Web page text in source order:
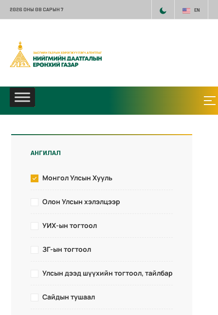
2026 ОНЫ 08 САРЫН 7 EN
АНГИЛАЛ
Монгол Улсын Хууль
Олон Улсын хэлэлцээр
УИХ-ын тогтоол
ЗГ-ын тогтоол
Улсын дээд шүүхийн тогтоол, тайлбар
Сайдын тушаал